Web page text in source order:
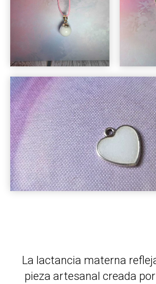
La lactancia materna
pieza artesanal creada